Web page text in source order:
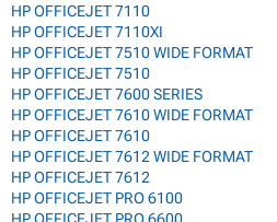
HP OFFICEJET 7110
HP OFFICEJET 7110XI
HP OFFICEJET 7510 WIDE FORMAT
HP OFFICEJET 7510
HP OFFICEJET 7600 SERIES
HP OFFICEJET 7610 WIDE FORMAT
HP OFFICEJET 7610
HP OFFICEJET 7612 WIDE FORMAT
HP OFFICEJET 7612
HP OFFICEJET PRO 6100
HP OFFICEJET PRO 6600